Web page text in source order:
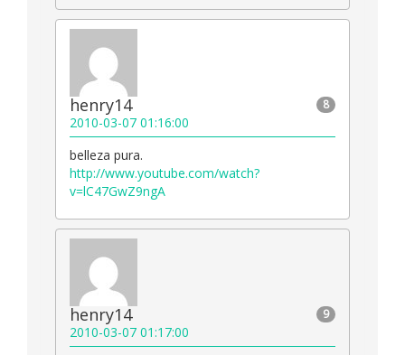
8
henry14
2010-03-07 01:16:00
belleza pura.
http://www.youtube.com/watch?
v=lC47GwZ9ngA
9
henry14
2010-03-07 01:17:00